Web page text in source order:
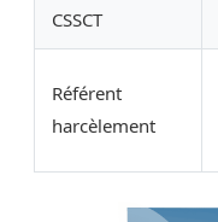
CSSCT
Référent
harcèlement